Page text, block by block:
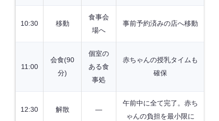
10:30 移動
食事会
場へ
事前予約済みの店へ移動
11:00
会食(90
分)
個室の
ある食
事処
赤ちゃんの授乳タイムも
確保
12:30 解散 —
午前中に全て完了。赤ち
ゃんの負担を最小限に